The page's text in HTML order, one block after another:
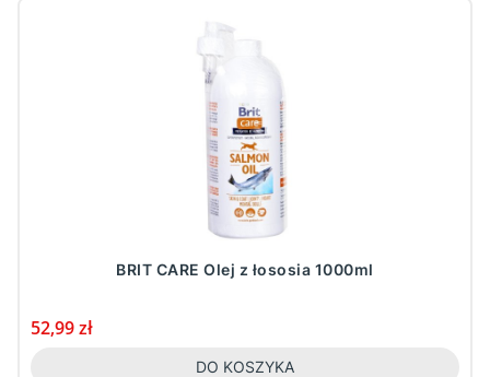
BRIT CARE Olej z łososia 1000ml
Cena
52,99 zł
DO KOSZYKA